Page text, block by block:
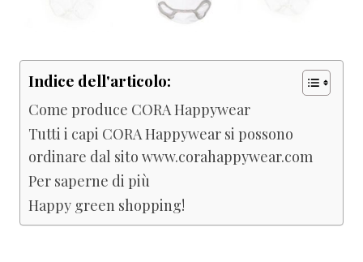
Indice dell'articolo:
Come produce CORA Happywear
Tutti i capi CORA Happywear si possono
ordinare dal sito www.corahappywear.com
Per saperne di più
Happy green shopping!